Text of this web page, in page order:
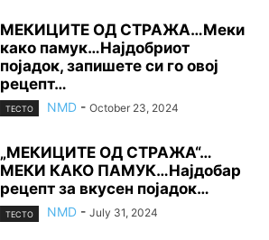
МЕКИЦИТЕ ОД СТРАЖА…Меки
како памук…Најдобриот
појадок, запишете си го овој
рецепт…
ТЕСТО NMD - October 23, 2024
„МЕКИЦИТЕ ОД СТРАЖА“…
МЕКИ КАКО ПАМУК…Најдобар
рецепт за вкусен појадок…
ТЕСТО NMD - July 31, 2024